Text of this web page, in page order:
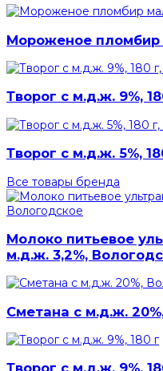
Мороженое пломбир
Творог с м.д.ж. 9%,
Творог с м.д.ж. 5%,
Все товары бренда
Молоко питьевое
м.д.ж. 3,2%,
Сметана с м.д.ж.